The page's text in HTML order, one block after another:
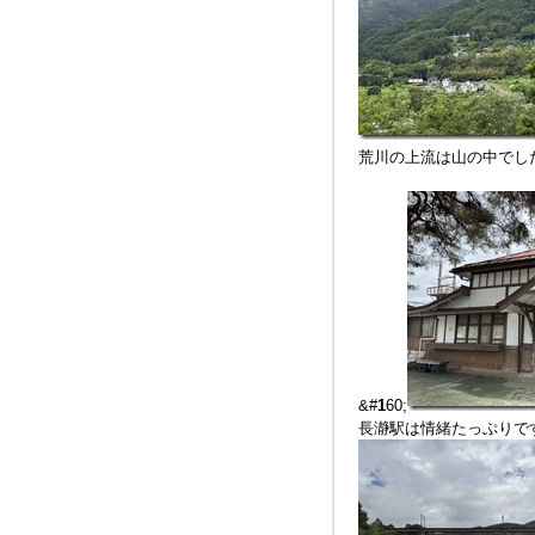
荒川の上流は山の中でし
&#160;
長瀞駅は情緒たっぷりで